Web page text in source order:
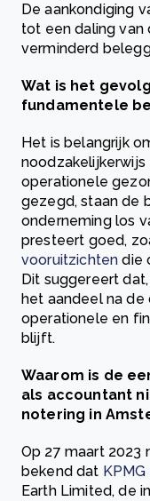
De aankondiging
tot een daling van
verminderd
Wat is het
fundamentele
Het is belangrijk
noodzakelijkerwijs
operationele
gezegd, staan de
onderneming los
presteert goed,
vooruitzichten die
Dit suggereert
het aandeel na de
operationele en
blijft.
Waarom is de
als accountant
notering in
Op 27 maart 2023
bekend dat
Earth Limited, de